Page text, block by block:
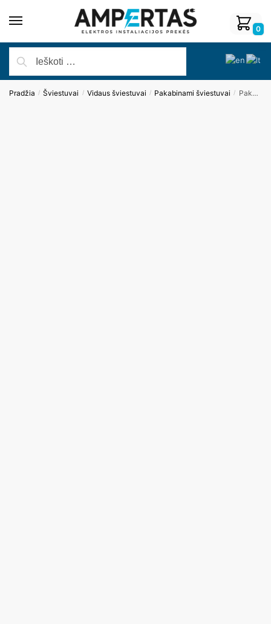
0
Pradžia / Šviestuvai / Vidaus šviestuvai / Pakabinami šviestuvai / Pakabinamas šviestuvas VOGUE P0283